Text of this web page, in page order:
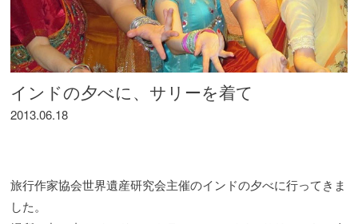
インドの夕べに、サリーを着て
2013.06.18
旅行作家協会世界遺産研究会主催のインドの夕べに行ってきま
した。